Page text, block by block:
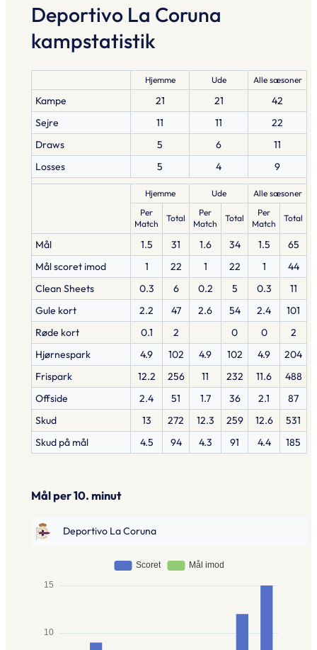
Deportivo La Coruna
kampstatistik
Hjemme Ude Alle sæsoner
Kampe 21 21
42
Sejre
11 11
22
Draws
5 6
11
Losses
5 4 9
Hjemme Ude
Alle sæsoner
Per
Match
Total
Per
Match
Total
Per
Match
Total
Mål 1.5 31 1.6 34 1.5
65
Mål scoret imod
1 22 1 22 1
44
Clean Sheets
0.3 6 0.2 5 0.3
11
Gule kort
2.2 47 2.6 54 2.4
101
Røde kort
0.1 2 0 0
2
Hjørnespark
4.9 102 4.9 102 4.9
204
Frispark
12.2 256 11 232 11.6
488
Offside
2.4 51 1.7 36 2.1
87
Skud
13 272 12.3 259 12.6
531
Skud på mål
4.5 94 4.3 91 4.4 185
Mål per 10. minut
Deportivo La Coruna